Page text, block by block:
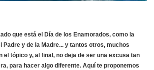
que está el Día de los Enamorados, como la
Padre y de la Madre... y tantos otros, muchos
el tópico y, al final, no deja de ser una excusa tan
para hacer algo diferente. Aquí te proponemos